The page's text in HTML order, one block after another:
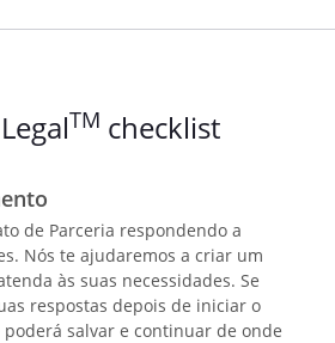
TM checklist
de Parceria respondendo a
Nós te ajudaremos a criar um
às suas necessidades. Se
respostas depois de iniciar o
poderá salvar e continuar de onde